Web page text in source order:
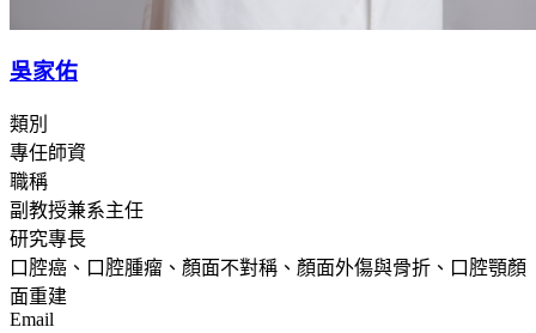
吳家佑
類別
專任師資
職稱
副教授兼系主任
研究專長
口腔癌、口腔腫瘤、顏面不對稱、顏面外傷與骨折、口腔顎顏
面重建
Email